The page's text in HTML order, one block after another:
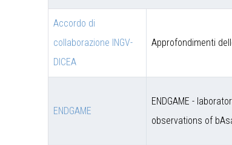
Accordo di
collaborazione INGV-
DICEA
Approfondimenti
ENDGAME
ENDGAME -
observations of